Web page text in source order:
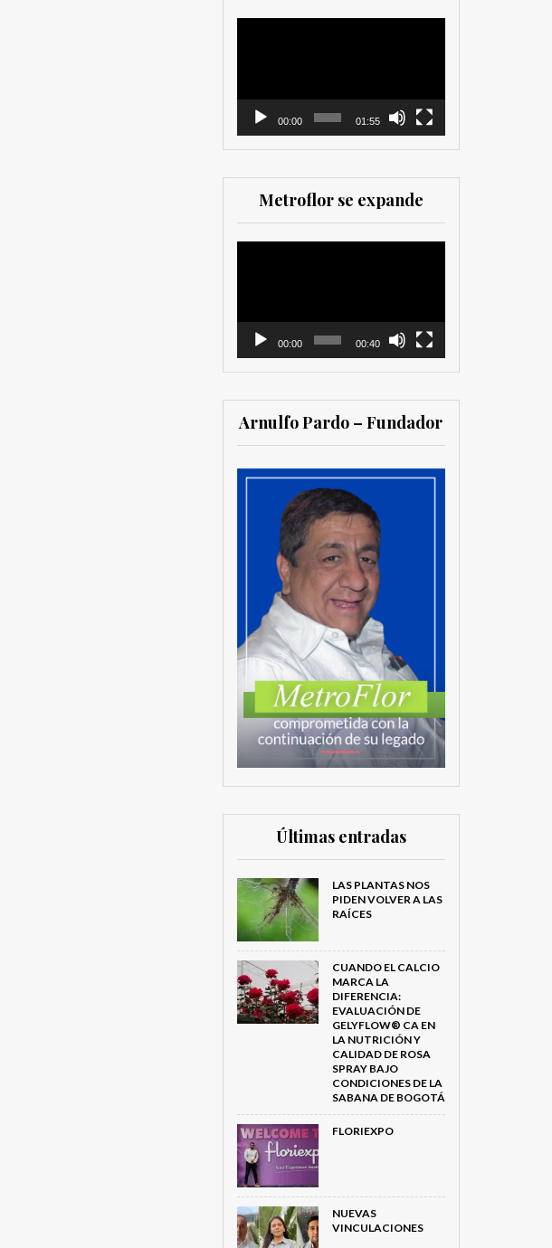
que trabajan en el sector
00:00 01:55
Metroflor se expande
00:00 00:40
Arnulfo Pardo – Fundador
Últimas entradas
LAS PLANTAS NOS
PIDEN VOLVER A LAS
RAÍCES
CUANDO EL CALCIO
MARCA LA
DIFERENCIA:
EVALUACIÓN DE
GELYFLOW® CA EN
LA NUTRICIÓN Y
CALIDAD DE ROSA
SPRAY BAJO
CONDICIONES DE LA
SABANA DE BOGOTÁ
FLORIEXPO
NUEVAS
VINCULACIONES